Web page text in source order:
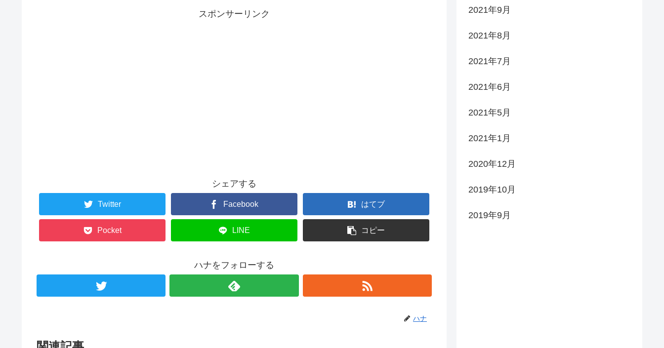
スポンサーリンク
シェアする
Twitter Facebook はてブ
Pocket LINE コピー
ハナをフォローする
ハナ
2021年9月
2021年8月
2021年7月
2021年6月
2021年5月
2021年1月
2020年12月
2019年10月
2019年9月